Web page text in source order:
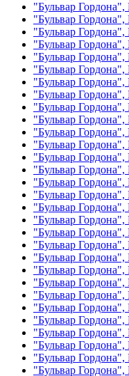
"Бульвар
"Бульвар
"Бульвар
"Бульвар
"Бульвар
"Бульвар
"Бульвар
"Бульвар
"Бульвар
"Бульвар
"Бульвар
"Бульвар
"Бульвар
"Бульвар
"Бульвар
"Бульвар
"Бульвар
"Бульвар
"Бульвар
"Бульвар
"Бульвар
"Бульвар
"Бульвар
"Бульвар
"Бульвар
"Бульвар
"Бульвар
"Бульвар
"Бульвар
"Бульвар